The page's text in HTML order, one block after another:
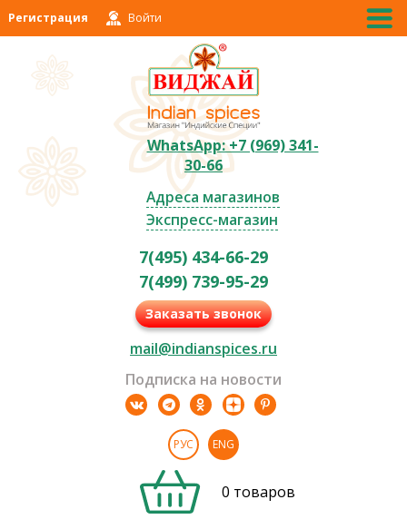
Регистрация Войти
WhatsApp: +7 (969) 341-
30-66
Адреса магазинов
Экспресс-магазин
7(495) 434-66-29
7(499) 739-95-29
Заказать звонок
mail@indianspices.ru
Подписка на новости
РУС ENG
0 товаров